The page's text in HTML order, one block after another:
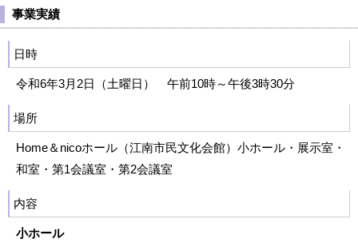
事業実績
日時
令和6年3月2日（土曜日） 午前10時～午後3時30分
場所
Home＆nicoホール（江南市民文化会館）小ホール・展示室・
和室・第1会議室・第2会議室
内容
小ホール